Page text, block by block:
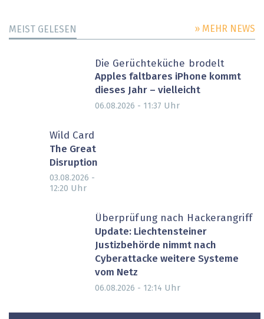
MEIST GELESEN » MEHR NEWS
Die Gerüchteküche brodelt
Apples faltbares iPhone kommt
dieses Jahr – vielleicht
06.08.2026 - 11:37 Uhr
Wild Card
The Great
Disruption
03.08.2026 -
12:20 Uhr
Überprüfung nach Hackerangriff
Update: Liechtensteiner
Justizbehörde nimmt nach
Cyberattacke weitere Systeme
vom Netz
06.08.2026 - 12:14 Uhr